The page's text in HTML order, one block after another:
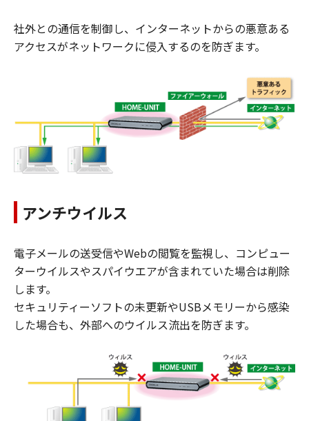
社外との通信を制御し、インターネットからの悪意ある
アクセスがネットワークに侵入するのを防ぎます。
アンチウイルス
電子メールの送受信やWebの閲覧を監視し、コンピュー
ターウイルスやスパイウエアが含まれていた場合は削除
します。
セキュリティーソフトの未更新やUSBメモリーから感染
した場合も、外部へのウイルス流出を防ぎます。